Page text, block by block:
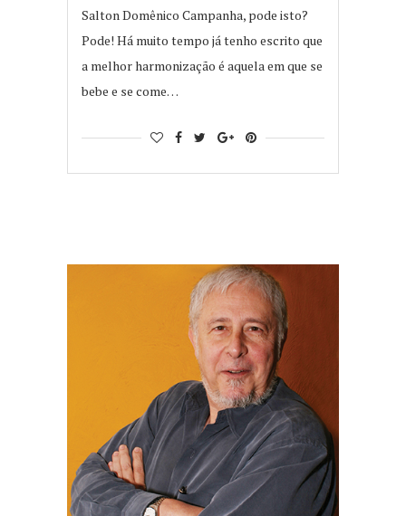
Salton Domênico Campanha, pode isto?
Pode! Há muito tempo já tenho escrito que
a melhor harmonização é aquela em que se
bebe e se come…